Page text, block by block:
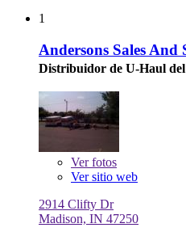
1
Andersons Sales And
Distribuidor de U-Haul
Verfotos
Ver sitio web
2914 Clifty Dr
Madison, IN 47250